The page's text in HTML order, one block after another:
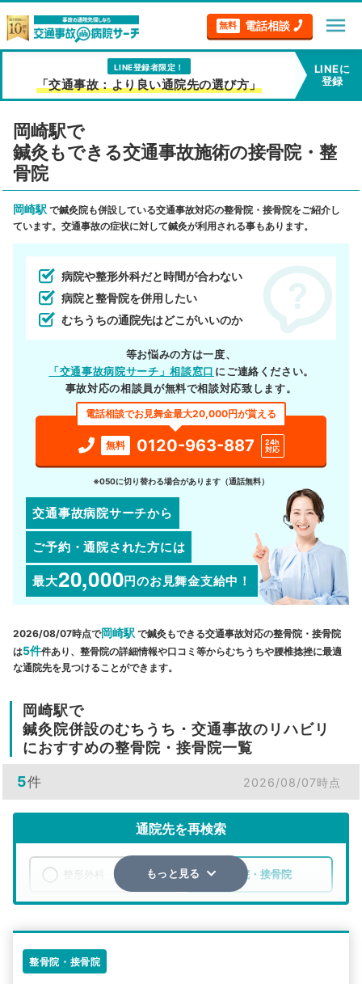
無料 電話相談 menu
LINE登録者限定！
「交通事故：より良い通院先の選び方」
LINEに
登録
岡崎駅で
鍼灸もできる交通事故施術の接骨院・整
骨院
岡崎駅 で鍼灸院も併設している交通事故対応の整骨院・接骨院をご紹介し
ています。交通事故の症状に対して鍼灸が利用される事もあります。
病院や整形外科だと時間が合わない
病院と整骨院を併用したい
むちうちの通院先はどこがいいのか
等お悩みの方は一度、
「交通事故病院サーチ」相談窓口 にご連絡ください。
事故対応の相談員が無料で相談対応致します。
電話相談でお見舞金最大20,000円が貰える
無料 0120-963-887
24h
対応
※050に切り替わる場合があります（通話無料）
交通事故病院サーチから
ご予約・通院された方には
最大20,000円のお見舞金支給中！
2026/08/07時点で岡崎駅 で鍼灸もできる交通事故対応の整骨院・接骨院
は5件件あり、整骨院の詳細情報や口コミ等からむちうちや腰椎捻挫に最適
な通院先を見つけることができます。
岡崎駅で
鍼灸院併設のむちうち・交通事故のリハビリ
におすすめの整骨院・接骨院一覧
5件 2026/08/07時点
通院先を再検索
整骨院・接骨院
もっと見る
整骨院・接骨院